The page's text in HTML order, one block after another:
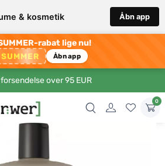
& kosmetik Åbn app
rabat lige nu!
SUMMER Åbn app
over 95 EUR
0